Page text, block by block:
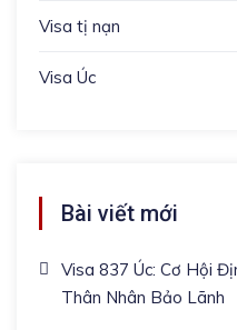
Visa tị nạn
Visa Úc
Bài viết mới
Visa 837 Úc: Cơ Hội
Thân Nhân Bảo Lãnh